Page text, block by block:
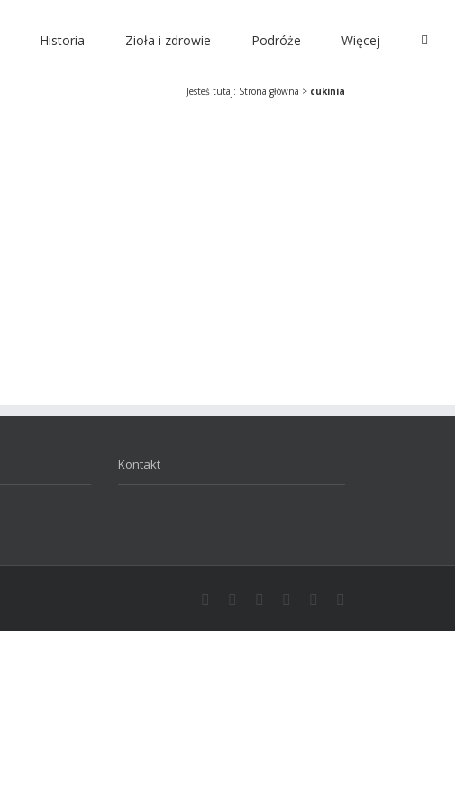
Historia Zioła i zdrowie Podróże Więcej
Jesteś tutaj: Strona główna > cukinia
Kontakt